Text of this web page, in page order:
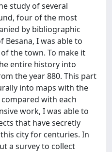
study of several
four of the most
by bibliographic
I was able to
the town. To make it
entire history into
the year 880. This part
into maps with the
with each
work, I was able to
that have secretly
city for centuries. In
a survey to collect